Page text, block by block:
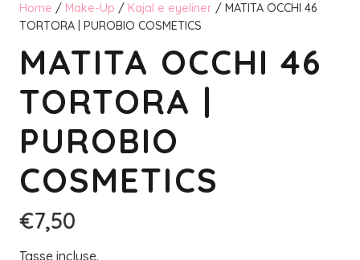
Home / Make-Up / Kajal e eyeliner / MATITA OCCHI 46
TORTORA | PUROBIO COSMETICS
MATITA OCCHI 46
TORTORA |
PUROBIO
COSMETICS
€7,50
Tasse incluse.